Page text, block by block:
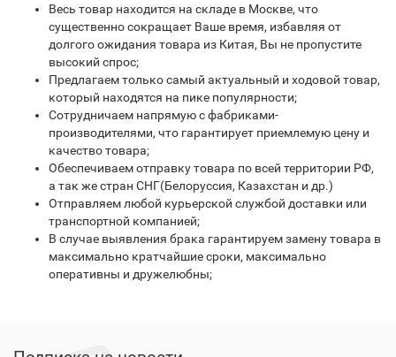
Весь товар находится на складе в Москве, что
существенно сокращает Ваше время, избавляя от
долгого ожидания товара из Китая, Вы не пропустите
высокий спрос;
Предлагаем только самый актуальный и ходовой товар,
который находятся на пике популярности;
Сотрудничаем напрямую с фабриками-
производителями, что гарантирует приемлемую цену и
качество товара;
Обеспечиваем отправку товара по всей территории РФ,
а так же стран СНГ(Белоруссия, Казахстан и др.)
Отправляем любой курьерской службой доставки или
транспортной компанией;
В случае выявления брака гарантируем замену товара в
максимально кратчайшие сроки, максимально
оперативны и дружелюбны;